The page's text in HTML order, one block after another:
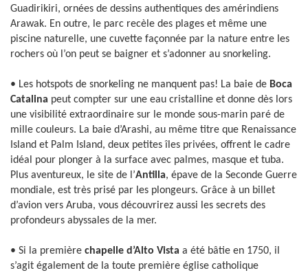
Guadirikiri, ornées de dessins authentiques des amérindiens
Arawak. En outre, le parc recèle des plages et même une
piscine naturelle, une cuvette façonnée par la nature entre les
rochers où l’on peut se baigner et s’adonner au snorkeling.
• Les hotspots de snorkeling ne manquent pas! La baie de Boca
Catalina peut compter sur une eau cristalline et donne dès lors
une visibilité extraordinaire sur le monde sous-marin paré de
mille couleurs. La baie d’Arashi, au même titre que Renaissance
Island et Palm Island, deux petites îles privées, offrent le cadre
idéal pour plonger à la surface avec palmes, masque et tuba.
Plus aventureux, le site de l’Antilla, épave de la Seconde Guerre
mondiale, est très prisé par les plongeurs. Grâce à un billet
d’avion vers Aruba, vous découvrirez aussi les secrets des
profondeurs abyssales de la mer.
• Si la première chapelle d’Alto Vista a été bâtie en 1750, il
s’agit également de la toute première église catholique